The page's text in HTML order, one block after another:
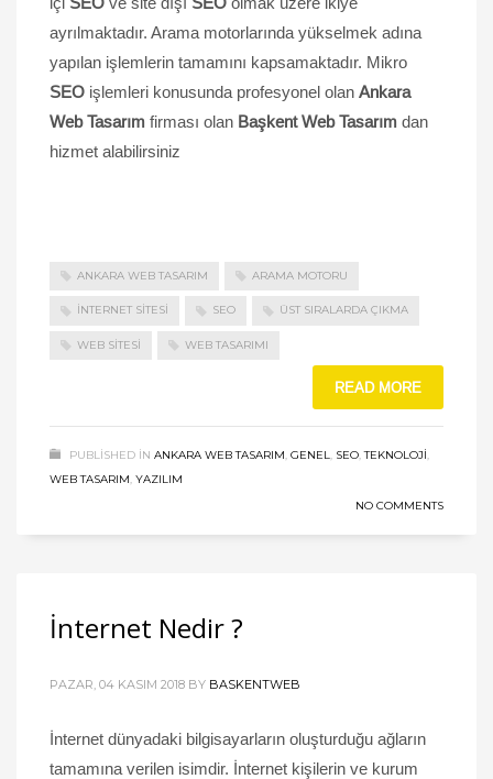
ayrılmaktadır. Arama motorlarında yükselmek adına
yapılan işlemlerin tamamını kapsamaktadır. Mikro
SEO işlemleri konusunda profesyonel olan Ankara
Web Tasarım firması olan Başkent Web Tasarım dan
hizmet alabilirsiniz
ANKARA WEB TASARIM ARAMA MOTORU
INTERNET SITESI SEO ÜST SIRALARDA ÇIKMA
WEB SITESI WEB TASARIMI
READ MORE
PUBLISHED IN ANKARA WEB TASARIM, GENEL, SEO,TEKNOLOJI,
WEB TASARIM, YAZILIM
NO COMMENTS
İnternet Nedir ?
PAZAR, 04 KASIM 2018 BY BASKENTWEB
İnternet dünyadaki bilgisayarların oluşturduğu ağların
tamamına verilen isimdir. İnternet kişilerin ve kurum